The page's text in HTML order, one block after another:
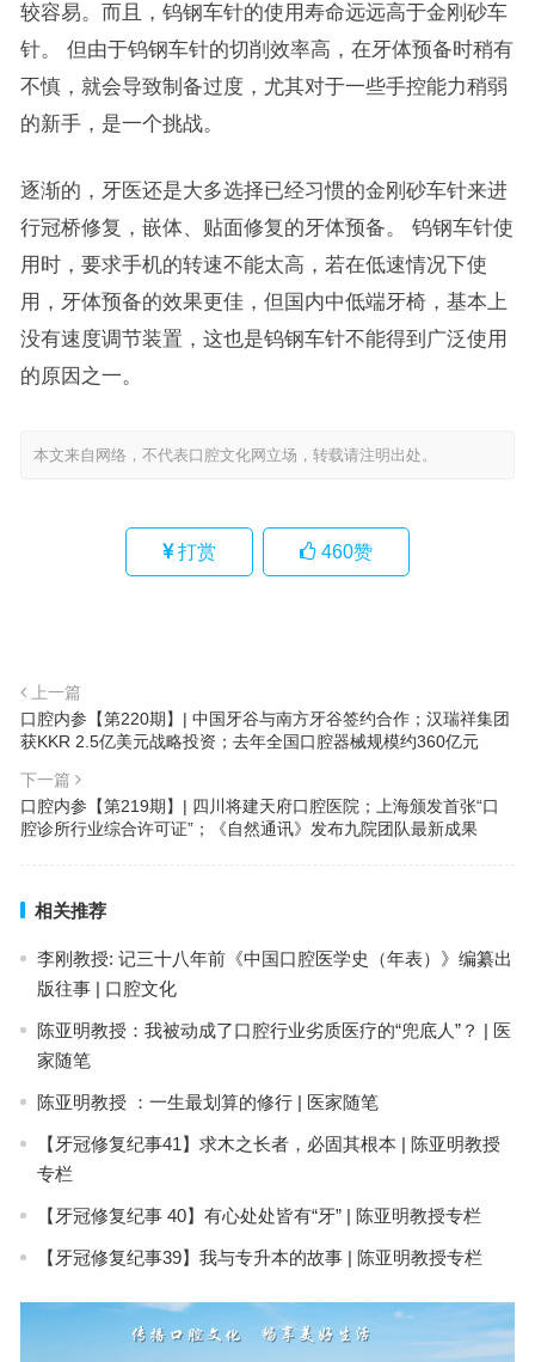
较容易。而且，钨钢车针的使用寿命远远高于金刚砂车
针。 但由于钨钢车针的切削效率高，在牙体预备时稍有
不慎，就会导致制备过度，尤其对于一些手控能力稍弱
的新手，是一个挑战。
逐渐的，牙医还是大多选择已经习惯的金刚砂车针来进
行冠桥修复，嵌体、贴面修复的牙体预备。 钨钢车针使
用时，要求手机的转速不能太高，若在低速情况下使
用，牙体预备的效果更佳，但国内中低端牙椅，基本上
没有速度调节装置，这也是钨钢车针不能得到广泛使用
的原因之一。
本文来自网络，不代表口腔文化网立场，转载请注明出处。
打赏 460赞
上一篇
口腔内参【第220期】| 中国牙谷与南方牙谷签约合作；汉瑞祥集团
获KKR 2.5亿美元战略投资；去年全国口腔器械规模约360亿元
下一篇
口腔内参【第219期】| 四川将建天府口腔医院；上海颁发首张“口
腔诊所行业综合许可证”；《自然通讯》发布九院团队最新成果
相关推荐
李刚教授: 记三十八年前《中国口腔医学史（年表）》编纂出
版往事 | 口腔文化
陈亚明教授：我被动成了口腔行业劣质医疗的“兜底人”？ | 医
家随笔
陈亚明教授 ：一生最划算的修行 | 医家随笔
【牙冠修复纪事41】求木之长者，必固其根本 | 陈亚明教授
专栏
【牙冠修复纪事 40】有心处处皆有“牙” | 陈亚明教授专栏
【牙冠修复纪事39】我与专升本的故事 | 陈亚明教授专栏